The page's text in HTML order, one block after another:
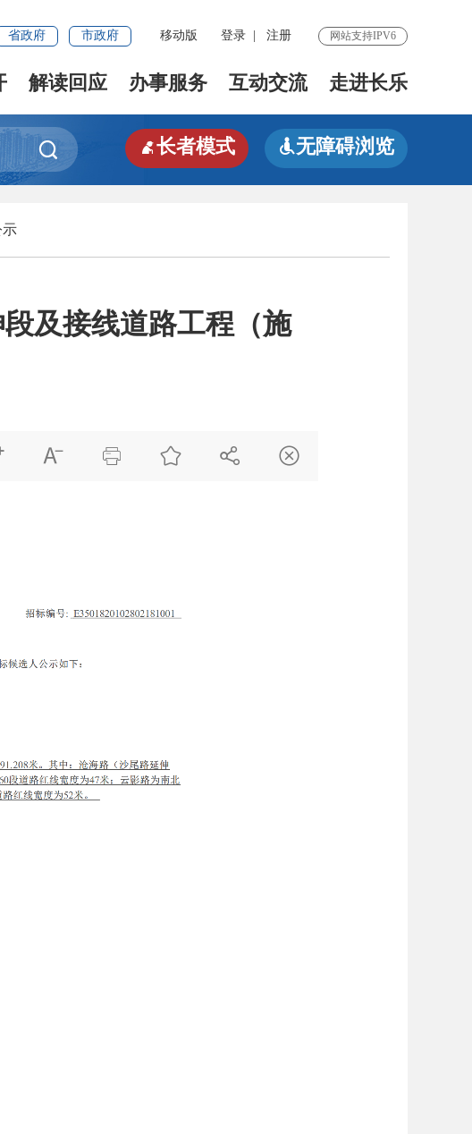
省政府 市政府 移动版 登录 注册 网站支持IPV6
解读回应 办事服务 互动交流 走进长乐
 长者模式 无障碍浏览
示
及接线道路工程（施
    